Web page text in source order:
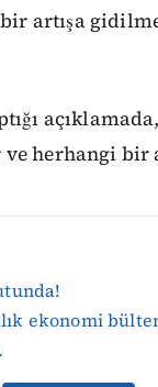
artışa
herhangi bir
ekonomi